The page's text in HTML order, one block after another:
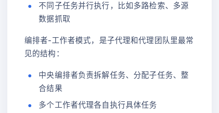
不同子任务并行执行，比如多路检索、多源
数据抓取
编排者-工作者模式，是子代理和代理团队里最常
见的结构：
中央编排者负责拆解任务、分配子任务、整
合结果
多个工作者代理各自执行具体任务